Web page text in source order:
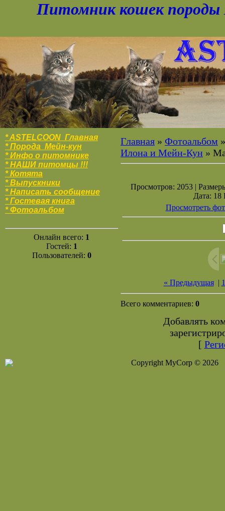
Питомник кошек породы
* ASTELCOON Главная
* Порода Мейн-кун
* Инфо о питомнике
* НАШИ питомцы !!!
* Котята
* Выпускники
* Написать сообщение
* Гостевая книга
* Фотоальбом
Онлайн всего: 1
Гостей: 1
Пользователей: 0
Главная » Фотоальбом
Илона и Мейн-Кун »
Просмотров: 2053 |
Дата:
Просмотреть
« Предыдущая| 1
Всего комментариев: 0
Добавлять
[
Copyright MyCorp © 2026